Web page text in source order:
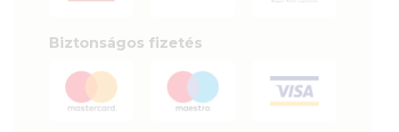
Biztonságos fizetés